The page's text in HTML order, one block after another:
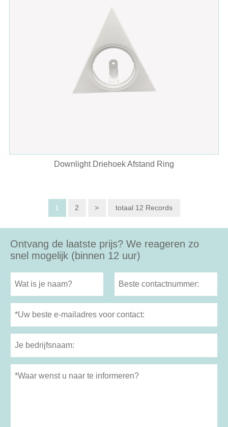
Downlight Driehoek Afstand Ring
1 2 > totaal 12 Records
Ontvang de laatste prijs? We reageren zo
snel mogelijk (binnen 12 uur)